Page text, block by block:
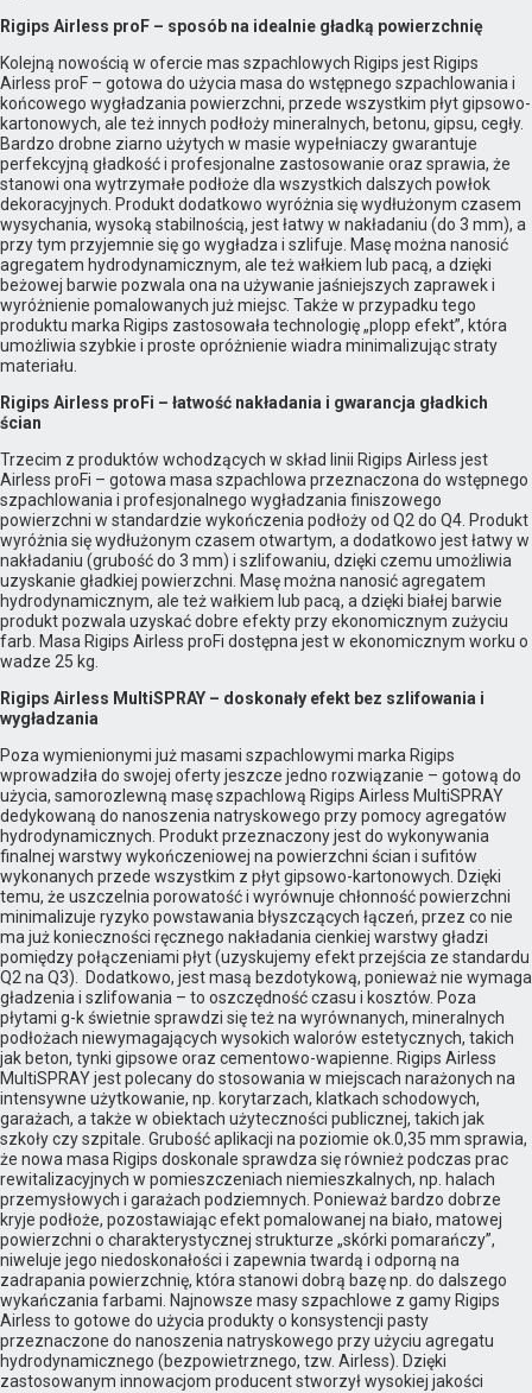
Rigips Airless proF – sposób na idealnie gładką powierzchnię
Kolejną nowością w ofercie mas szpachlowych Rigips jest Rigips
Airless proF – gotowa do użycia masa do wstępnego szpachlowania i
końcowego wygładzania powierzchni, przede wszystkim płyt gipsowo-
kartonowych, ale też innych podłoży mineralnych, betonu, gipsu, cegły.
Bardzo drobne ziarno użytych w masie wypełniaczy gwarantuje
perfekcyjną gładkość i profesjonalne zastosowanie oraz sprawia, że
stanowi ona wytrzymałe podłoże dla wszystkich dalszych powłok
dekoracyjnych. Produkt dodatkowo wyróżnia się wydłużonym czasem
wysychania, wysoką stabilnością, jest łatwy w nakładaniu (do 3 mm), a
przy tym przyjemnie się go wygładza i szlifuje. Masę można nanosić
agregatem hydrodynamicznym, ale też wałkiem lub pacą, a dzięki
beżowej barwie pozwala ona na używanie jaśniejszych zaprawek i
wyróżnienie pomalowanych już miejsc. Także w przypadku tego
produktu marka Rigips zastosowała technologię „plopp efekt”, która
umożliwia szybkie i proste opróżnienie wiadra minimalizując straty
materiału.
Rigips Airless proFi – łatwość nakładania i gwarancja gładkich
ścian
Trzecim z produktów wchodzących w skład linii Rigips Airless jest
Airless proFi – gotowa masa szpachlowa przeznaczona do wstępnego
szpachlowania i profesjonalnego wygładzania finiszowego
powierzchni w standardzie wykończenia podłoży od Q2 do Q4. Produkt
wyróżnia się wydłużonym czasem otwartym, a dodatkowo jest łatwy w
nakładaniu (grubość do 3 mm) i szlifowaniu, dzięki czemu umożliwia
uzyskanie gładkiej powierzchni. Masę można nanosić agregatem
hydrodynamicznym, ale też wałkiem lub pacą, a dzięki białej barwie
produkt pozwala uzyskać dobre efekty przy ekonomicznym zużyciu
farb. Masa Rigips Airless proFi dostępna jest w ekonomicznym worku o
wadze 25 kg.
Rigips Airless MultiSPRAY – doskonały efekt bez szlifowania i
wygładzania
Poza wymienionymi już masami szpachlowymi marka Rigips
wprowadziła do swojej oferty jeszcze jedno rozwiązanie – gotową do
użycia, samorozlewną masę szpachlową Rigips Airless MultiSPRAY
dedykowaną do nanoszenia natryskowego przy pomocy agregatów
hydrodynamicznych. Produkt przeznaczony jest do wykonywania
finalnej warstwy wykończeniowej na powierzchni ścian i sufitów
wykonanych przede wszystkim z płyt gipsowo-kartonowych. Dzięki
temu, że uszczelnia porowatość i wyrównuje chłonność powierzchni
minimalizuje ryzyko powstawania błyszczących łączeń, przez co nie
ma już konieczności ręcznego nakładania cienkiej warstwy gładzi
pomiędzy połączeniami płyt (uzyskujemy efekt przejścia ze standardu
Q2 na Q3). Dodatkowo, jest masą bezdotykową, ponieważ nie wymaga
gładzenia i szlifowania – to oszczędność czasu i kosztów. Poza
płytami g-k świetnie sprawdzi się też na wyrównanych, mineralnych
podłożach niewymagających wysokich walorów estetycznych, takich
jak beton, tynki gipsowe oraz cementowo-wapienne. Rigips Airless
MultiSPRAY jest polecany do stosowania w miejscach narażonych na
intensywne użytkowanie, np. korytarzach, klatkach schodowych,
garażach, a także w obiektach użyteczności publicznej, takich jak
szkoły czy szpitale. Grubość aplikacji na poziomie ok.0,35 mm sprawia,
że nowa masa Rigips doskonale sprawdza się również podczas prac
rewitalizacyjnych w pomieszczeniach niemieszkalnych, np. halach
przemysłowych i garażach podziemnych. Ponieważ bardzo dobrze
kryje podłoże, pozostawiając efekt pomalowanej na biało, matowej
powierzchni o charakterystycznej strukturze „skórki pomarańczy”,
niweluje jego niedoskonałości i zapewnia twardą i odporną na
zadrapania powierzchnię, która stanowi dobrą bazę np. do dalszego
wykańczania farbami. Najnowsze masy szpachlowe z gamy Rigips
Airless to gotowe do użycia produkty o konsystencji pasty
przeznaczone do nanoszenia natryskowego przy użyciu agregatu
hydrodynamicznego (bezpowietrznego, tzw. Airless). Dzięki
zastosowanym innowacjom producent stworzył wysokiej jakości